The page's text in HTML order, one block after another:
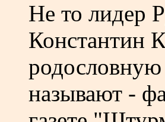
Не то лидер
Константин
называют -